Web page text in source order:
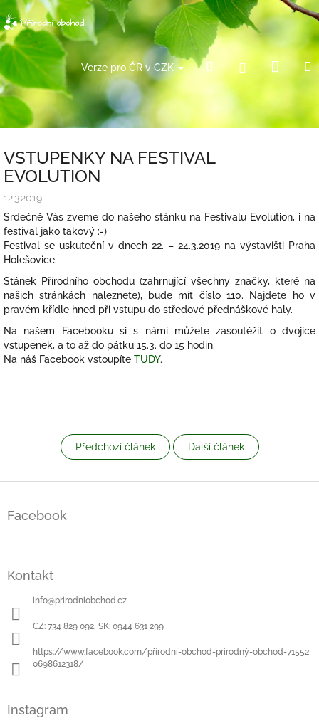
Přejít
na
obsah
Verze pro ČR v CZK Hledat Přihlášení
košík
VSTUPENKY NA FESTIVAL
EVOLUTION
12.3.2019
Srdečně Vás zveme do našeho stánku na Festivalu Evolution, i na
festival jako takový :-)
Festival se uskuteční v dnech 22. – 24.3.2019 na výstavišti Praha
Holešovice.
Stánek Přírodního obchodu (zahrnující všechny značky, které na
našich stránkách naleznete), bude mít číslo 110. Najdete ho v
pravém křídle hned při vstupu do středové přednáškové haly.
Na našem Facebooku si s námi můžete zasoutěžit o dvojice
vstupenek, a to až do pátku 15.3. do 15 hodin.
Na náš Facebook vstoupíte TUDY.
Předchozí článek Další článek
Facebook
Kontakt
info@prirodniobchod.cz
CZ: 734 829 092, SK: 0944 631 299
https://www.facebook.com/přírodní-obchod-prírodný-obchod-71552
0698612318/
Instagram